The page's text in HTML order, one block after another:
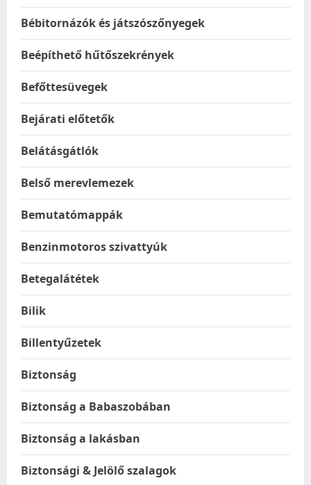
Bébitornázók és játszószőnyegek
Beépíthető hűtőszekrények
Befőttesüvegek
Bejárati előtetők
Belátásgátlók
Belső merevlemezek
Bemutatómappák
Benzinmotoros szivattyúk
Betegalátétek
Bilik
Billentyűzetek
Biztonság
Biztonság a Babaszobában
Biztonság a lakásban
Biztonsági & Jelölő szalagok